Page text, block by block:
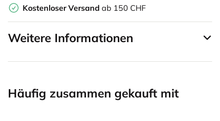
Kostenloser Versand ab 150 CHF
Weitere Informationen
Häufig zusammen gekauft mit